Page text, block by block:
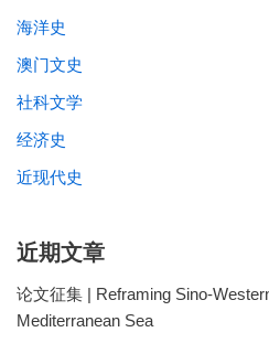
海洋史
澳门文史
社科文学
经济史
近现代史
近期文章
论文征集 | Reframing Sino-
Mediterranean Sea